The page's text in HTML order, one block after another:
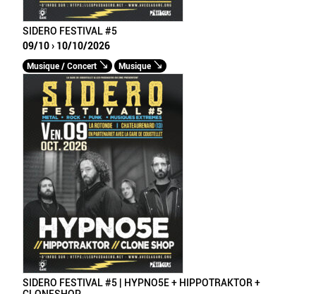
SIDERO FESTIVAL #5
09/10 › 10/10/2026
Musique / Concert Musique
SIDERO FESTIVAL #5 | HYPNO5E + HIPPOTRAKTOR +